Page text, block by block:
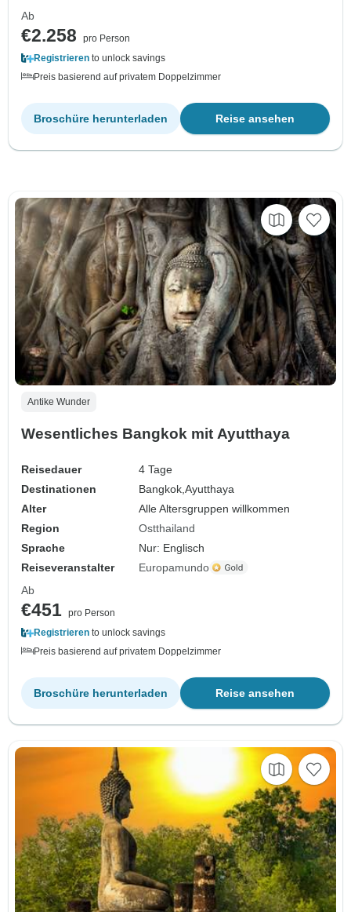
Ab
€2.258
pro Person
Registrieren to unlock savings
Preis basierend auf privatem Doppelzimmer
Reise ansehen
Broschüre herunterladen
Antike Wunder
Wesentliches Bangkok mit Ayutthaya
Reisedauer
4 Tage
Destinationen
Bangkok,Ayutthaya
Alter
Alle Altersgruppen willkommen
Region
Ostthailand
Sprache
Nur: Englisch
Reiseveranstalter
Europamundo
Ab
€451 pro Person
Registrieren to unlock savings
Preis basierend auf privatem Doppelzimmer
Reise ansehen
Broschüre herunterladen